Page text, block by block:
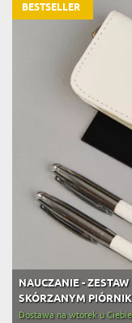
NAUCZANIE -
SKÓRZANYM
Dostawa na wtorek u Ciebie
BESTSELLER